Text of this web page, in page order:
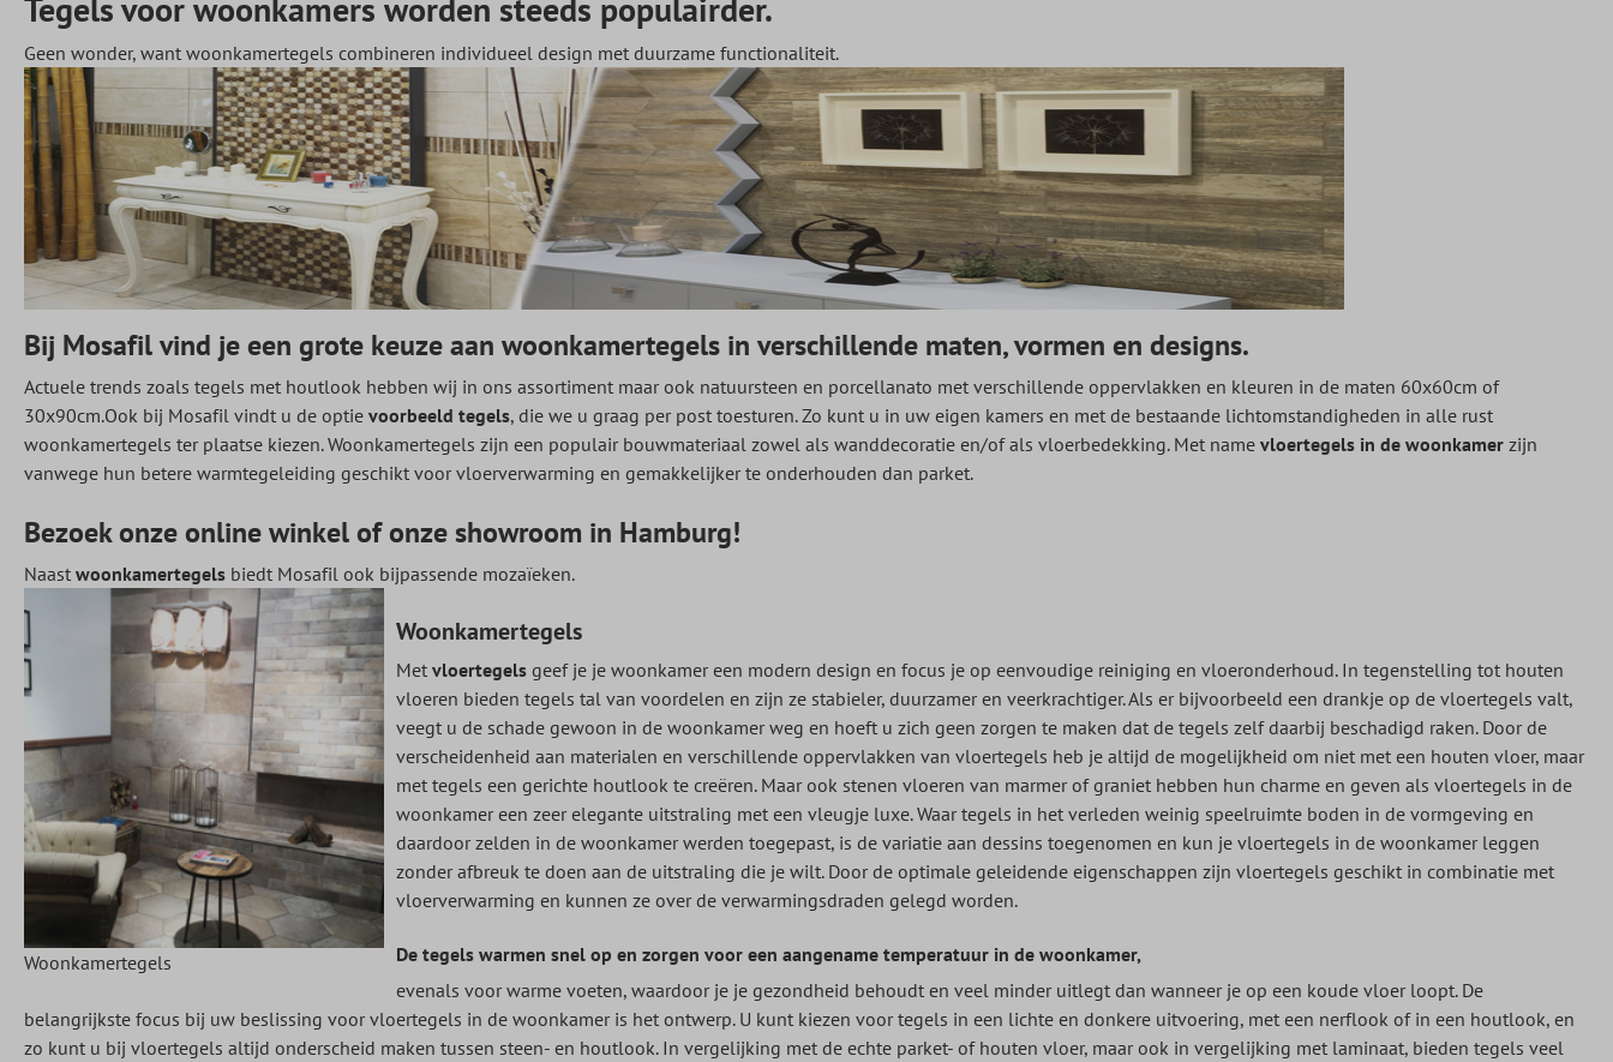
Geen wonder, want woonkamertegels combineren individueel design met duurzame functionaliteit.
Bij Mosafil vind je een grote keuze aan woonkamertegels in verschillende maten, vormen en designs.
Actuele trends zoals tegels met houtlook hebben wij in ons assortiment maar ook natuursteen en porcellanato met verschillende oppervlakken en kleuren in de maten 60x60cm of
30x90cm.Ook bij Mosafil vindt u de optie voorbeeld tegels, die we u graag per post toesturen. Zo kunt u in uw eigen kamers en met de bestaande lichtomstandigheden in alle rust
woonkamertegels ter plaatse kiezen. Woonkamertegels zijn een populair bouwmateriaal zowel als wanddecoratie en/of als vloerbedekking. Met name vloertegels in de woonkamer zijn
vanwege hun betere warmtegeleiding geschikt voor vloerverwarming en gemakkelijker te onderhouden dan parket.
Bezoek onze online winkel of onzeshowroom in Hamburg!
Naast woonkamertegels biedt Mosafil ook bijpassende mozaïeken.
Woonkamertegels
Woonkamertegels
Met vloertegels geef je je woonkamer een modern design en focus je op eenvoudige reiniging en vloeronderhoud. In tegenstelling tot houten
vloeren bieden tegels tal van voordelen en zijn ze stabieler, duurzamer en veerkrachtiger. Als er bijvoorbeeld een drankje op de vloertegels valt,
veegt u de schade gewoon in de woonkamer weg en hoeft u zich geen zorgen te maken dat de tegels zelf daarbij beschadigd raken. Door de
verscheidenheid aan materialen en verschillende oppervlakken van vloertegels heb je altijd de mogelijkheid om niet met een houten vloer, maar
met tegels een gerichte houtlook te creëren. Maar ook stenen vloeren van marmer of graniet hebben hun charme en geven als vloertegels in de
woonkamer een zeer elegante uitstraling met een vleugje luxe. Waar tegels in het verleden weinig speelruimte boden in de vormgeving en
daardoor zelden in de woonkamer werden toegepast, is de variatie aan dessins toegenomen en kun je vloertegels in de woonkamer leggen
zonder afbreuk te doen aan de uitstraling die je wilt. Door de optimale geleidende eigenschappen zijn vloertegels geschikt in combinatie met
vloerverwarming en kunnen ze over de verwarmingsdraden gelegd worden.
De tegels warmen snel op en zorgen voor een aangename temperatuur in de woonkamer,
evenals voor warme voeten, waardoor je je gezondheid behoudt en veel minder uitlegt dan wanneer je op een koude vloer loopt. De
belangrijkste focus bij uw beslissing voor vloertegels in de woonkamer is het ontwerp. U kunt kiezen voor tegels in een lichte en donkere uitvoering, met een nerflook of in een houtlook, en
zo kunt u bij vloertegels altijd onderscheid maken tussen steen- en houtlook. In vergelijking met de echte parket- of houten vloer, maar ook in vergelijking met laminaat, bieden tegels veel